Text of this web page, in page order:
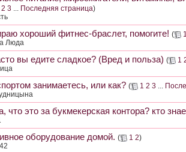
2 3 ... Последняя страница)
хороший фитнес-браслет, помогите! (
Люда
вы едите сладкое? (Вред и польза) ( 1
занимаетесь, или как? ( 1 2 3 ...
что это за букмекерская контора? кто
оборудование домой. ( 1 2)